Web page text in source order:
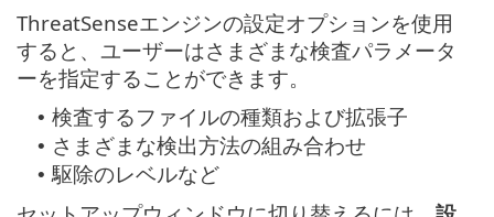
ThreatSenseエンジンの設定オプションを使用
すると、ユーザーはさまざまな検査パラメータ
ーを指定することができます。
• 検査するファイルの種類および拡張子
• さまざまな検出方法の組み合わせ
• 駆除のレベルなど